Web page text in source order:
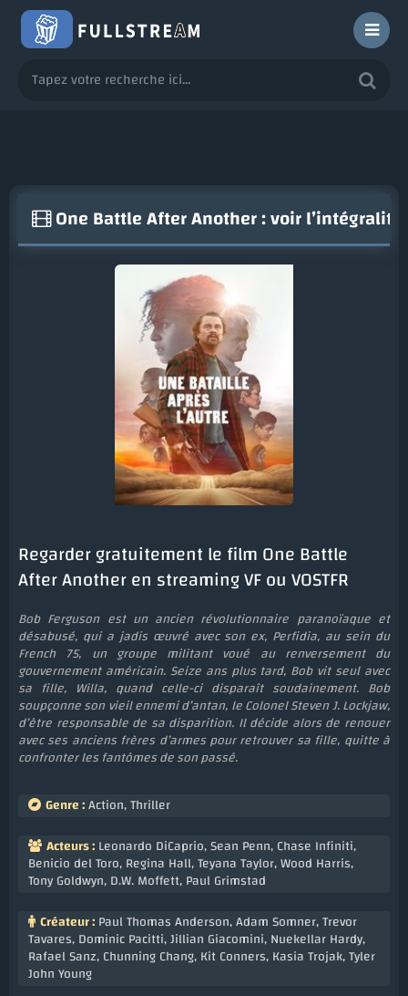
One Battle After Another : voir l’intégralité
Regarder gratuitement le film One Battle
After Another en streaming VF ou VOSTFR
Bob Ferguson est un ancien révolutionnaire paranoïaque et
désabusé, qui a jadis œuvré avec son ex, Perfidia, au sein du
French 75, un groupe militant voué au renversement du
gouvernement américain. Seize ans plus tard, Bob vit seul avec
sa fille, Willa, quand celle-ci disparaît soudainement. Bob
soupçonne son vieil ennemi d’antan, le Colonel Steven J. Lockjaw,
d’être responsable de sa disparition. Il décide alors de renouer
avec ses anciens frères d’armes pour retrouver sa fille, quitte à
confronter les fantômes de son passé.
Genre :Action,Thriller
Acteurs :Leonardo DiCaprio,Sean Penn,Chase Infiniti,
Benicio del Toro,Regina Hall,Teyana Taylor,Wood Harris,
Tony Goldwyn,D.W. Moffett,Paul Grimstad
Créateur :Paul Thomas Anderson,Adam Somner,Trevor
Tavares,Dominic Pacitti,Jillian Giacomini,Nuekellar Hardy,
Rafael Sanz,Chunning Chang,Kit Conners,Kasia Trojak,Tyler
John Young